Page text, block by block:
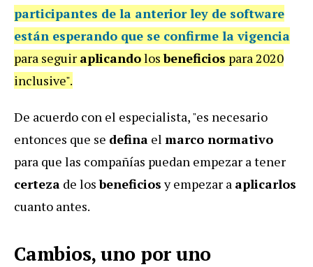
participantes de la anterior ley de software
están esperando que se confirme lavigencia
para seguir aplicandolosbeneficios para 2020
inclusive".
De acuerdo con el especialista, "es necesario
entonces que se defina el marco normativo
para que las compañías puedan empezar a tener
certeza de losbeneficiosy empezar a aplicarlos
cuanto antes.
Cambios, uno por uno